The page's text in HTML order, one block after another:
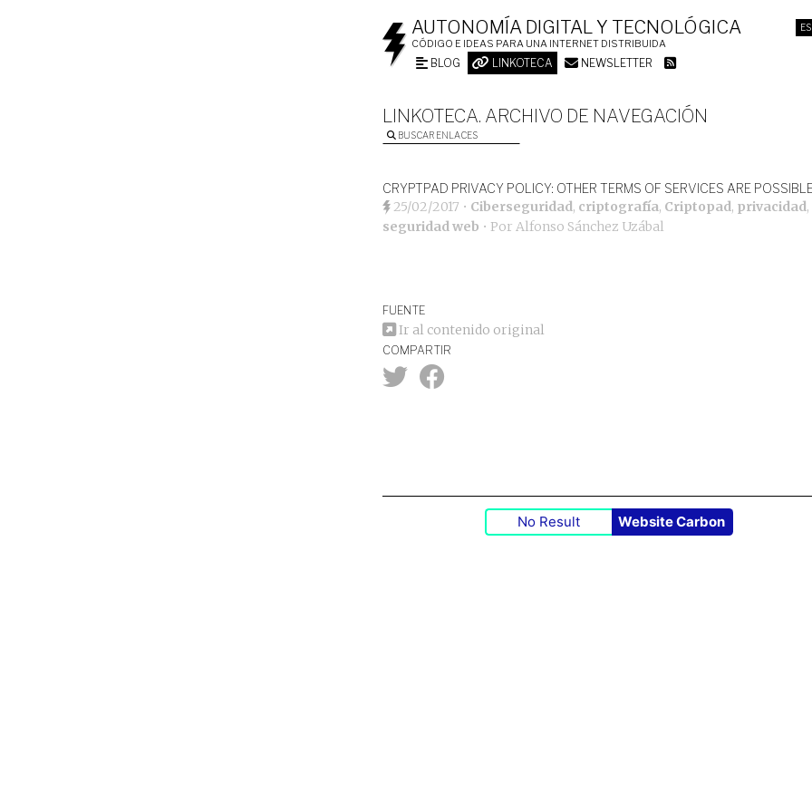
ES
AUTONOMÍA DIGITAL Y TECNOLÓGICA
CÓDIGO E IDEAS PARA UNA INTERNET DISTRIBUIDA
BLOG LINKOTECA NEWSLETTER
LINKOTECA. ARCHIVO DE NAVEGACIÓN
BUSCAR ENLACES
CRYPTPAD PRIVACY POLICY: OTHER TERMS OF SERVICES ARE
25/02/2017 • Ciberseguridad, criptografía, Criptopad, privacidad,
seguridad web • Por Alfonso Sánchez Uzábal
FUENTE
Ir al contenido original
COMPARTIR
No Result Website Carbon